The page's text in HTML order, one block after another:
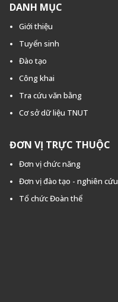
DANH MỤC
Giới thiệu
Tuyển sinh
Đào tạo
Công khai
Tra cứu văn bằng
Cơ sở dữ liệu TNUT
ĐƠN VỊ TRỰC THUỘC
Đơn vị chức năng
Đơn vị đào tạo - nghiên cứu
Tổ chức Đoàn thể